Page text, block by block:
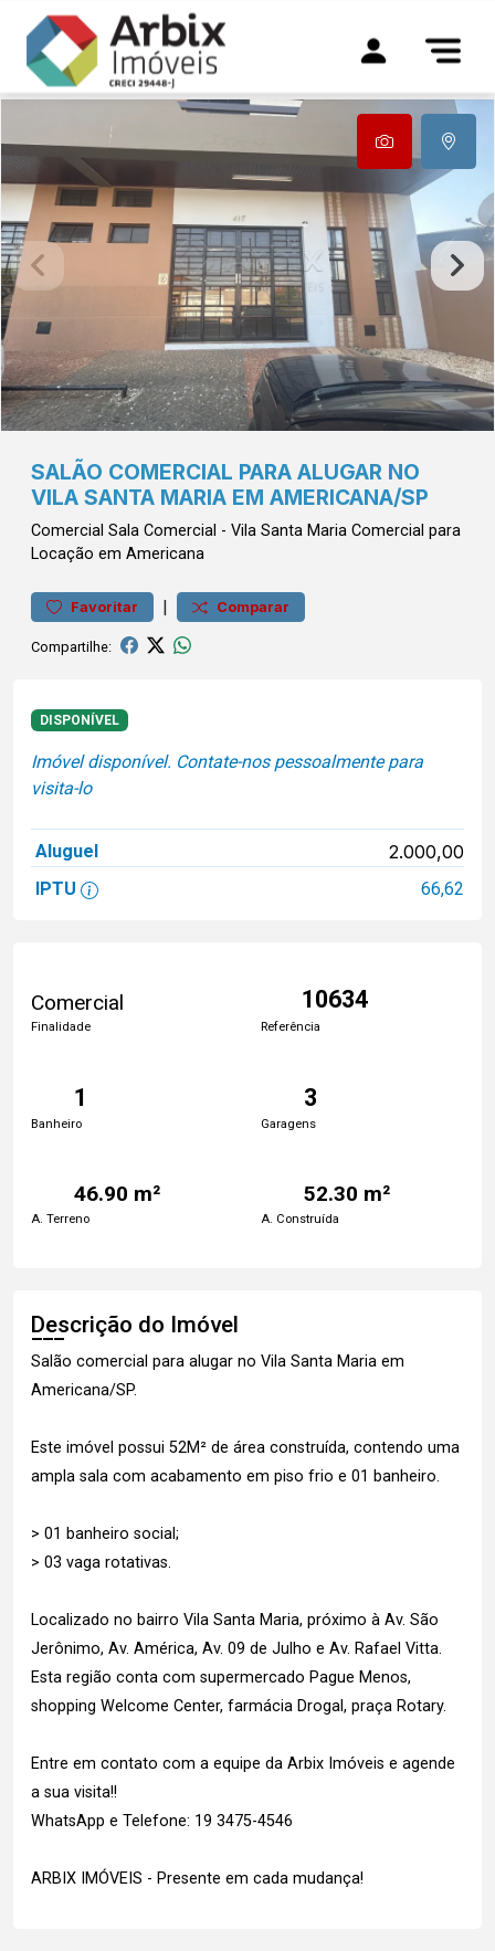
SALÃO COMERCIAL PARA ALUGAR NO
VILA SANTA MARIA EM AMERICANA/SP
Comercial Sala Comercial - Vila Santa Maria Comercial para
Locação em Americana
Favoritar | Comparar
Compartilhe:
DISPONÍVEL
Imóvel disponível. Contate-nos pessoalmente para
visita-lo
Aluguel 2.000,00
IPTU 66,62
Comercial
Finalidade
10634
Referência
1
Banheiro
3
Garagens
46.90 m²
A. Terreno
52.30 m²
A. Construída
Descrição do Imóvel
Salão comercial para alugar no Vila Santa Maria em
Americana/SP.
Este imóvel possui 52M² de área construída, contendo uma
ampla sala com acabamento em piso frio e 01 banheiro.
> 01 banheiro social;
> 03 vaga rotativas.
Localizado no bairro Vila Santa Maria, próximo à Av. São
Jerônimo, Av. América, Av. 09 de Julho e Av. Rafael Vitta.
Esta região conta com supermercado Pague Menos,
shopping Welcome Center, farmácia Drogal, praça Rotary.
Entre em contato com a equipe da Arbix Imóveis e agende
a sua visita!!
WhatsApp e Telefone: 19 3475-4546
ARBIX IMÓVEIS - Presente em cada mudança!